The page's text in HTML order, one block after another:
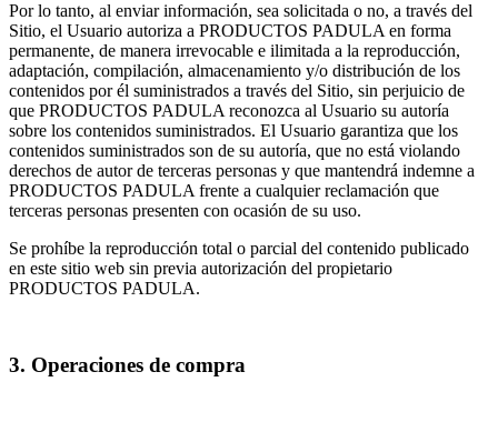
Por lo tanto, al enviar información, sea solicitada o no, a través del
Sitio, el Usuario autoriza a PRODUCTOS PADULA en forma
permanente, de manera irrevocable e ilimitada a la reproducción,
adaptación, compilación, almacenamiento y/o distribución de los
contenidos por él suministrados a través del Sitio, sin perjuicio de
que PRODUCTOS PADULA reconozca al Usuario su autoría
sobre los contenidos suministrados. El Usuario garantiza que los
contenidos suministrados son de su autoría, que no está violando
derechos de autor de terceras personas y que mantendrá indemne a
PRODUCTOS PADULA frente a cualquier reclamación que
terceras personas presenten con ocasión de su uso.
Se prohíbe la reproducción total o parcial del contenido publicado
en este sitio web sin previa autorización del propietario
PRODUCTOS PADULA.
3. Operaciones de compra